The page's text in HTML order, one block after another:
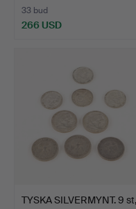
33 bud
266 USD
TYSKA SILVERMYNT. 9 st,